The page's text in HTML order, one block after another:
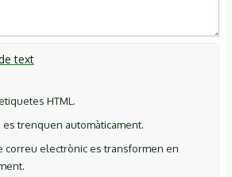
text
HTML.
trenquen automàticament.
correu electrònic es transformen en